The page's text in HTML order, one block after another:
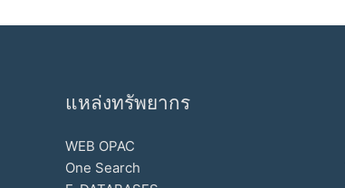
แหล่งทรัพยากร
WEB OPAC
One Search